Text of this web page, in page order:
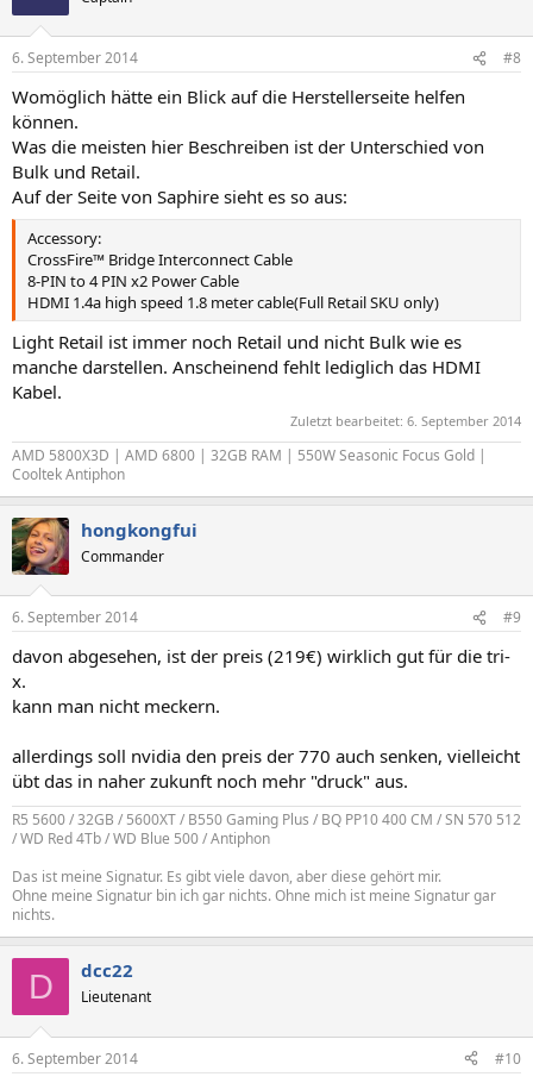
6. September 2014 #8
Womöglich hätte ein Blick auf die Herstellerseite helfen
können.
Was die meisten hier Beschreiben ist der Unterschied von
Bulk und Retail.
Auf der Seite von Saphire sieht es so aus:
Accessory:
CrossFire™ Bridge Interconnect Cable
8-PIN to 4 PIN x2 Power Cable
HDMI 1.4a high speed 1.8 meter cable(Full Retail SKU only)
Light Retail ist immer noch Retail und nicht Bulk wie es
manche darstellen. Anscheinend fehlt lediglich das HDMI
Kabel.
Zuletzt bearbeitet: 6. September 2014
AMD 5800X3D | AMD 6800 | 32GB RAM | 550W Seasonic Focus Gold |
Cooltek Antiphon
hongkongfui
Commander
6. September 2014 #9
davon abgesehen, ist der preis (219€) wirklich gut für die tri-
x.
kann man nicht meckern.
allerdings soll nvidia den preis der 770 auch senken, vielleicht
übt das in naher zukunft noch mehr "druck" aus.
R5 5600 / 32GB / 5600XT / B550 Gaming Plus / BQ PP10 400 CM / SN 570 512
/ WD Red 4Tb / WD Blue 500 / Antiphon
Das ist meine Signatur. Es gibt viele davon, aber diese gehört mir.
Ohne meine Signatur bin ich gar nichts. Ohne mich ist meine Signatur gar
nichts.
D dcc22
Lieutenant
6. September 2014 #10